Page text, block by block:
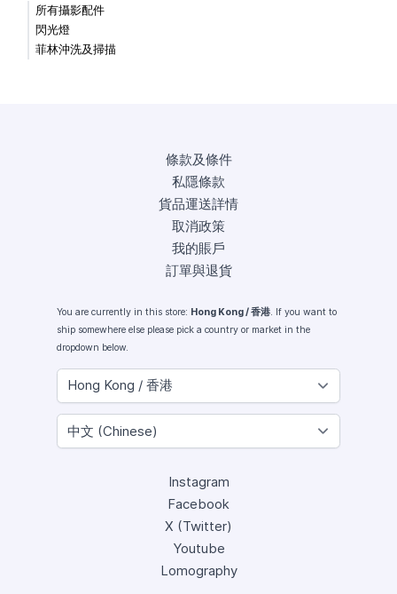
所有攝影配件
閃光燈
菲林沖洗及掃描
條款及條件
私隱條款
貨品運送詳情
取消政策
我的賬戶
訂單與退貨
You are currently in this store: Hong Kong / 香港. If you want to
ship somewhere else please pick a country or market in the
dropdown below.
Instagram
Facebook
X (Twitter)
Youtube
Lomography